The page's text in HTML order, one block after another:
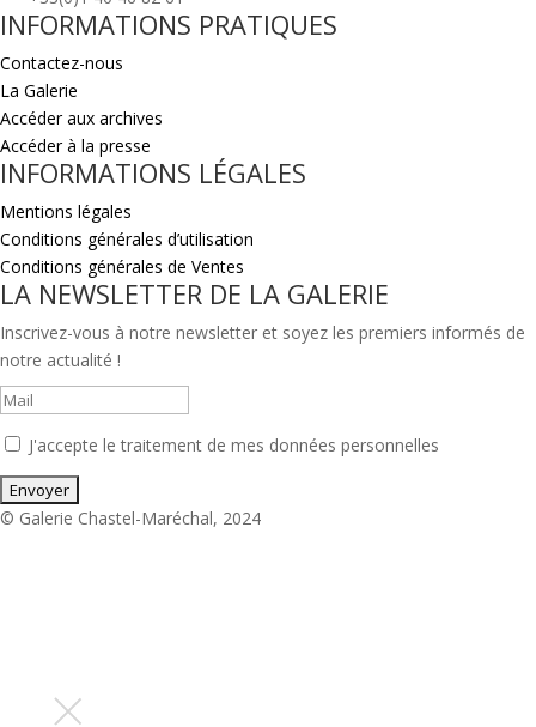
INFORMATIONS PRATIQUES
Contactez-nous
La Galerie
Accéder aux archives
Accéder à la presse
INFORMATIONS LÉGALES
Mentions légales
Conditions générales d’utilisation
Conditions générales de Ventes
LA NEWSLETTER DE LA GALERIE
Inscrivez-vous à notre newsletter et soyez les premiers informés de
notre actualité !
J'accepte le traitement de mes données personnelles
© Galerie Chastel-Maréchal, 2024